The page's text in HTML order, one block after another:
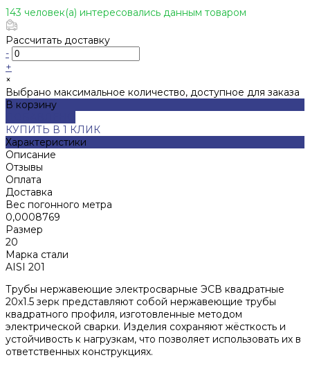
143 человек(а) интересовались данным товаром
Рассчитать доставку
-
+
×
Выбрано максимальное количество, доступное для заказа
В корзину
КУПИТЬ В 1 КЛИК
Характеристики
Описание
Отзывы
Оплата
Доставка
Вес погонного метра
0,0008769
Размер
20
Марка стали
AISI 201
Трубы нержавеющие электросварные ЭСВ квадратные
20x1.5 зерк представляют собой нержавеющие трубы
квадратного профиля, изготовленные методом
электрической сварки. Изделия сохраняют жёсткость и
устойчивость к нагрузкам, что позволяет использовать их в
ответственных конструкциях.